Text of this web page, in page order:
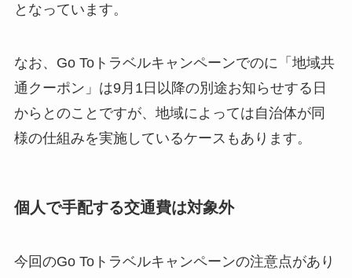
となっています。
なお、Go Toトラベルキャンペーンでのに「地域共
通クーポン」は9月1日以降の別途お知らせする日
からとのことですが、地域によっては自治体が同
様の仕組みを実施しているケースもあります。
個人で手配する交通費は対象外
今回のGo Toトラベルキャンペーンの注意点があり